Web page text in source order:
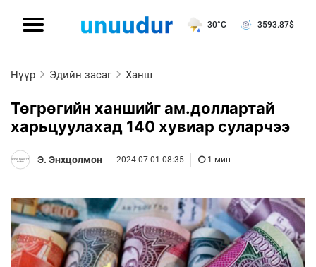
30°C 3593.87$
Нүүр Эдийн засаг Ханш
Төгрөгийн ханшийг ам.доллартай
харьцуулахад 140 хувиар суларчээ
Э. Энхцолмон 2024-07-01 08:35 1 мин